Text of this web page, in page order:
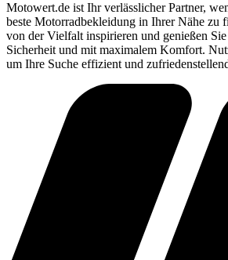
Motowert.de ist Ihr verlässlicher Partner,
beste Motorradbekleidung in Ihrer Nähe zu
von der Vielfalt inspirieren und genießen
Sicherheit und mit maximalem Komfort.
um Ihre Suche effizient und